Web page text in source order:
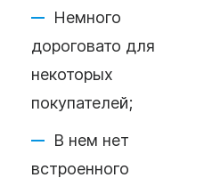
Немного
дороговато для
некоторых
покупателей;
В нем нет
встроенного